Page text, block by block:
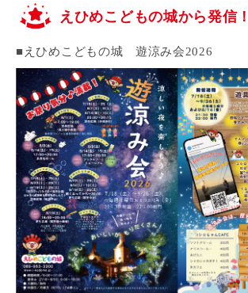
えひめこどもの城から発信！
■えひめこどもの城 遊涼み会2026